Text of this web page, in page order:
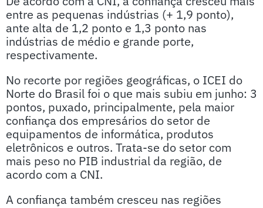
entre as pequenas indústrias (+ 1,9 ponto),
ante alta de 1,2 ponto e 1,3 ponto nas
indústrias de médio e grande porte,
respectivamente.
No recorte por regiões geográficas, o ICEI do
Norte do Brasil foi o que mais subiu em junho: 3
pontos, puxado, principalmente, pela maior
confiança dos empresários do setor de
equipamentos de informática, produtos
eletrônicos e outros. Trata-se do setor com
mais peso no PIB industrial da região, de
acordo com a CNI.
A confiança também cresceu nas regiões